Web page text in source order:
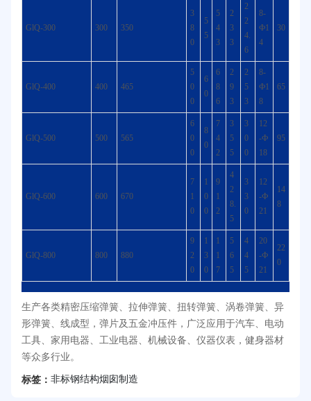
GlQ-300 300 350
3
8
0
5
5
5
4
3
2
3
3
2
2
4.
6
8-
Ф1
4
30
GlQ-400 400 465
5
0
0
6
0
6
8
6
2
9
3
2
5
3
8-
Ф1
8
65
GlQ-500 500 565
6
0
0
8
0
7
4
2
3
5
5
3
0
0
12
-Ф
18
95
GlQ-600 600 670
7
1
0
1
0
0
9
1
2
4
2
8.
5
3
3
0
12
-Ф
21
14
8
GlQ-800 800 880
9
2
0
1
3
0
1
1
7
5
6
5
4
4
5
20
-Ф
21
22
0
生产各类精密压缩弹簧、拉伸弹簧、扭转弹簧、涡卷弹簧、异
形弹簧、线成型，弹片及五金冲压件，广泛应用于汽车、电动
工具、家用电器、工业电器、机械设备、仪器仪表，健身器材
等众多行业。
标签： 非标钢结构烟囱制造